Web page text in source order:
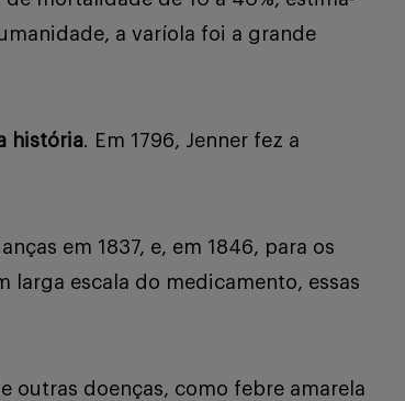
a varíola foi a grande
história. Em 1796, Jenner fez a
em 1837, e, em 1846, para os
larga escala do medicamento, essas
outras doenças, como febre amarela